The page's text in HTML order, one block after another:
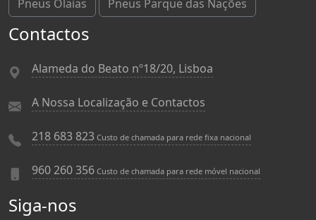
Pneus Olaias Pneus Parque das Nações
Contactos
Alameda do Beato nº18/20, Lisboa
A Nossa Localização e Contactos
218 683 823 Custo de chamada para rede fixa nacional
960 260 356 Custo de chamada para rede móvel nacional
Siga-nos